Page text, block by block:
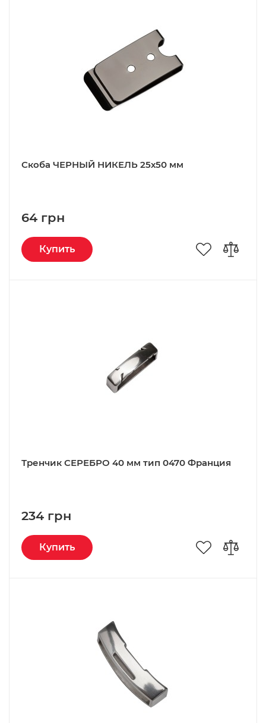
Скоба ЧЕРНЫЙ НИКЕЛЬ 25х50 мм
64 грн
Купить
Тренчик СЕРЕБРО 40 мм тип 0470 Франция
234 грн
Купить